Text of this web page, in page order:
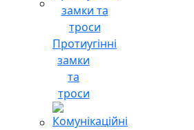
Протиугінні
замки
та
троси